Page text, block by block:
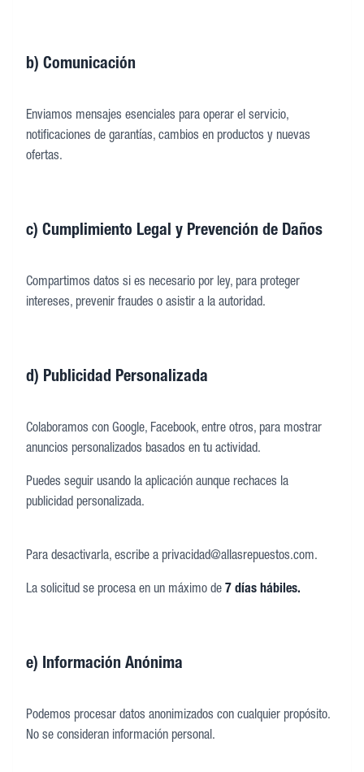
b) Comunicación
Enviamos mensajes esenciales para operar el servicio,
notificaciones de garantías, cambios en productos y nuevas
ofertas.
c) Cumplimiento Legal y Prevención de Daños
Compartimos datos si es necesario por ley, para proteger
intereses, prevenir fraudes o asistir a la autoridad.
d) Publicidad Personalizada
Colaboramos con Google, Facebook, entre otros, para mostrar
anuncios personalizados basados en tu actividad.
Puedes seguir usando la aplicación aunque rechaces la
publicidad personalizada.
Para desactivarla, escribe a privacidad@allasrepuestos.com.
La solicitud se procesa en un máximo de 7 días hábiles.
e) Información Anónima
Podemos procesar datos anonimizados con cualquier propósito.
No se consideran información personal.